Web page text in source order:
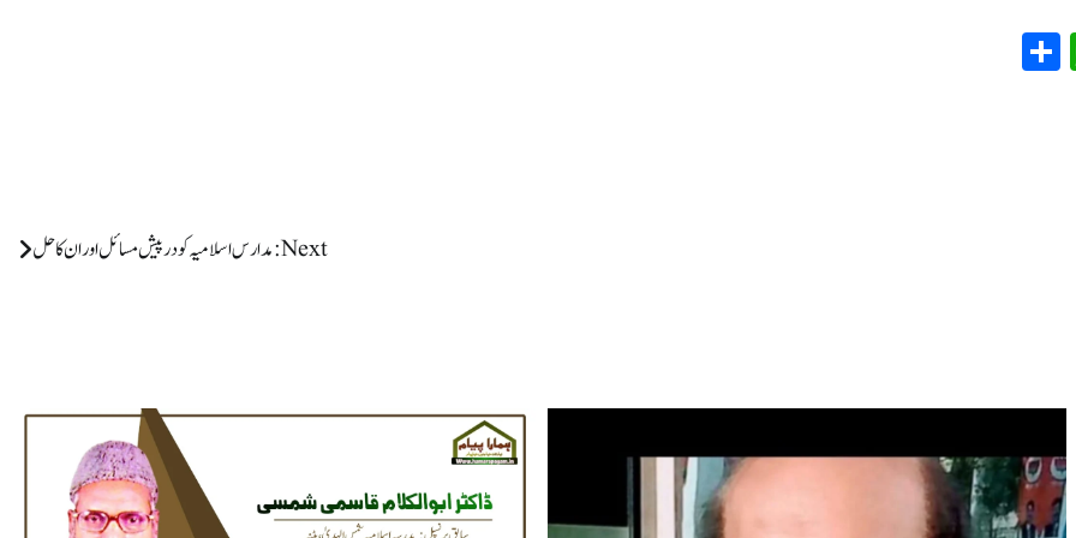
WhatsApp
Next: مدارس اسلامیہ کو درپیش مسائل اور ان کا حل